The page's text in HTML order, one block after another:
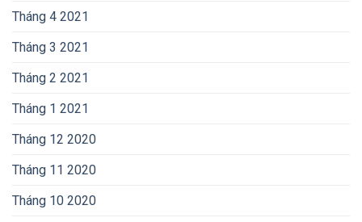
Tháng 4 2021
Tháng 3 2021
Tháng 2 2021
Tháng 1 2021
Tháng 12 2020
Tháng 11 2020
Tháng 10 2020